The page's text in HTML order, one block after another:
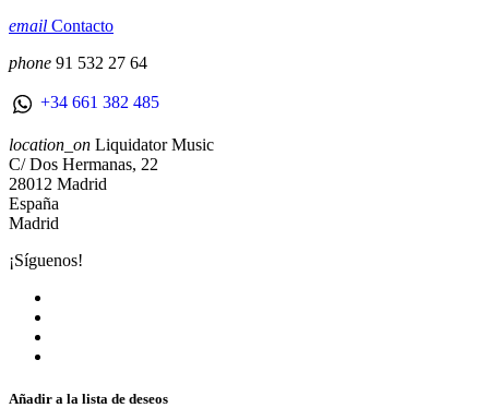
email Contacto
phone 91 532 27 64
+34 661 382 485
location_on Liquidator Music
C/ Dos Hermanas, 22
28012 Madrid
España
Madrid
¡Síguenos!
Añadir a la lista de deseos